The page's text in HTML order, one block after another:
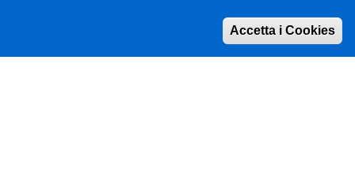
PNRR (Piano Nazionale di Ripresa e Resilienza)Accetta i Cookies